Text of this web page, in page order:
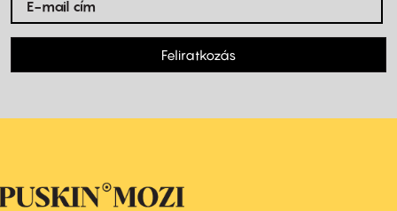
Feliratkozás